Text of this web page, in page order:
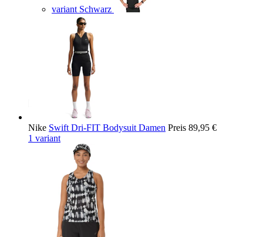
variant Schwarz
Nike Swift Dri-FIT Bodysuit Damen Preis 89,95 €
1 variant